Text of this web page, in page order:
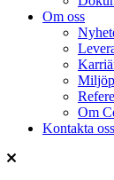
Om oss
Om
Kontakta oss